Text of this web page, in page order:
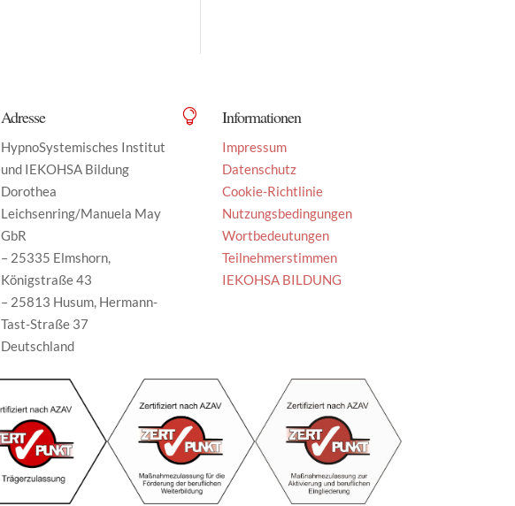
Adresse
HypnoSystemisches Institut
und IEKOHSA Bildung
Dorothea
Leichsenring/Manuela May
GbR
– 25335 Elmshorn,
Königstraße 43
– 25813 Husum, Hermann-
Tast-Straße 37
Deutschland
 Informationen
Impressum
Datenschutz
Cookie-Richtlinie
Nutzungsbedingungen
Wortbedeutungen
Teilnehmerstimmen
IEKOHSA BILDUNG